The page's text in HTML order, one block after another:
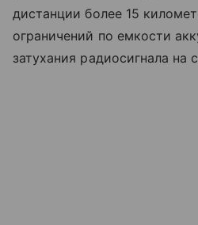
дистанции более 15
ограничений по емкости
затухания радиосигнала на